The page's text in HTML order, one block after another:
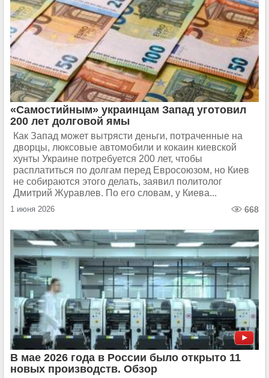
«Самостийным» украинцам Запад уготовил
200 лет долговой ямы
Как Запад может вытрясти деньги, потраченные на
дворцы, люксовые автомобили и кокаин киевской
хунты Украине потребуется 200 лет, чтобы
расплатиться по долгам перед Евросоюзом, но Киев
не собираются этого делать, заявил политолог
Дмитрий Журавлев. По его словам, у Киева...
1 июня 2026 668
В мае 2026 года в России было открыто 11
новых производств. Обзор